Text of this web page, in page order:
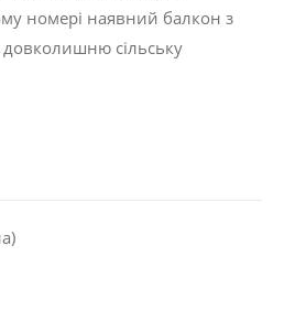
номері наявний балкон з
сільську